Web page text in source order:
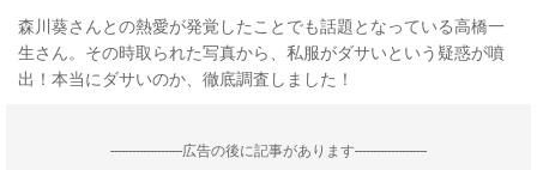
森川葵さんとの熱愛が発覚したことでも話題となっている高橋一
生さん。その時取られた写真から、私服がダサいという疑惑が噴
出！本当にダサいのか、徹底調査しました！
--------------------広告の後に記事があります--------------------